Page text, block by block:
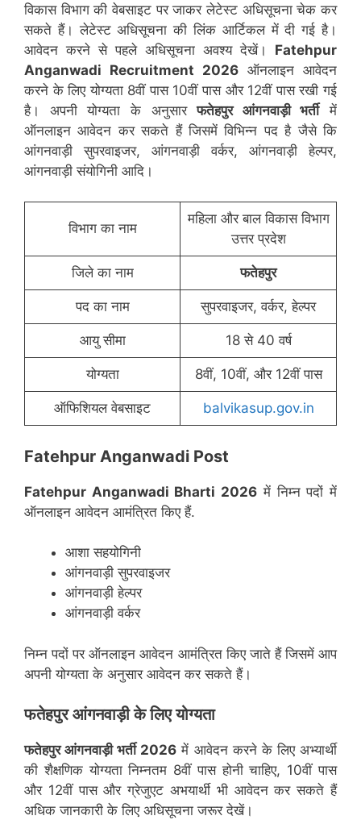
विकास विभाग की वेबसाइट पर जाकर लेटेस्ट अधिसूचना चेक कर
सकते हैं। लेटेस्ट अधिसूचना की लिंक आर्टिकल में दी गई है।
आवेदन करने से पहले अधिसूचना अवश्य देखें। Fatehpur
Anganwadi Recruitment 2026 ऑनलाइन आवेदन
करने के लिए योग्यता 8वीं पास 10वीं पास और 12वीं पास रखी गई
है। अपनी योग्यता के अनुसारफतेहपुर आंगनवाड़ी भर्तीमें
ऑनलाइन आवेदन कर सकते हैं जिसमें विभिन्न पद है जैसे कि
आंगनवाड़ी सुपरवाइजर, आंगनवाड़ी वर्कर, आंगनवाड़ी हेल्पर,
आंगनवाड़ी संयोगिनी आदि।
विभाग का नाम
महिला और बाल विकास विभाग
उत्तर प्रदेश
जिले का नाम फतेहपुर
पद का नाम सुपरवाइजर, वर्कर, हेल्पर
आयु सीमा 18 से 40 वर्ष
योग्यता 8वीं, 10वीं, और 12वीं पास
ऑफिशियल वेबसाइट balvikasup.gov.in
Fatehpur Anganwadi Post
Fatehpur Anganwadi Bharti 2026 में निम्न पदों में
ऑनलाइन आवेदन आमंत्रित किए हैं.
आशा सहयोगिनी
आंगनवाड़ी सुपरवाइजर
आंगनवाड़ी हेल्पर
आंगनवाड़ी वर्कर
निम्न पदों पर ऑनलाइन आवेदन आमंत्रित किए जाते हैं जिसमें आप
अपनी योग्यता के अनुसार आवेदन कर सकते हैं।
फतेहपुरआंगनवाड़ी के लिए योग्यता
फतेहपुरआंगनवाड़ी भर्ती 2026 में आवेदन करने के लिए अभ्यार्थी
की शैक्षणिक योग्यता निम्नतम 8वीं पास होनी चाहिए, 10वीं पास
और 12वीं पास और ग्रेजुएट अभयार्थी भी आवेदन कर सकते हैं
अधिक जानकारी के लिए अधिसूचना जरूर देखें।